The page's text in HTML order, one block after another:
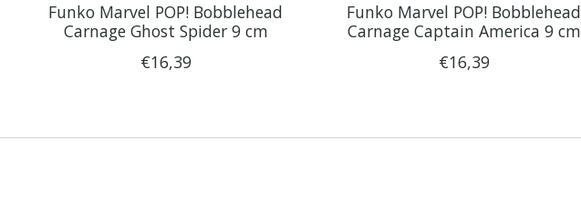
Funko Marvel POP! Bobblehead
Carnage Ghost Spider 9 cm
€16,39
Funko Marvel POP! Bobblehead
Carnage Captain America 9 cm
€16,39